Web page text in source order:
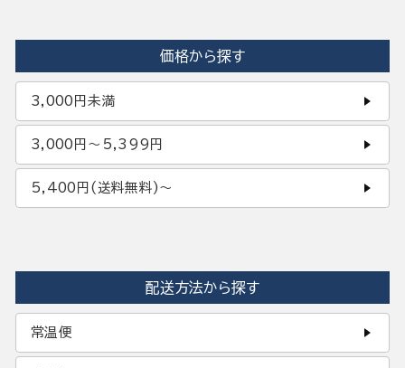
価格から探す
3,000円未満
3,000円〜5,399円
5,400円(送料無料)〜
配送方法から探す
常温便